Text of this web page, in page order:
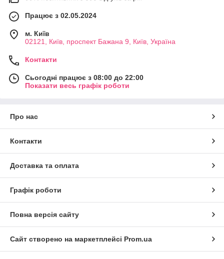
Працює з 02.05.2024
м. Київ
02121, Київ, проспект Бажана 9, Київ, Україна
Контакти
Сьогодні працює з 08:00 до 22:00
Показати весь графік роботи
Про нас
Контакти
Доставка та оплата
Графік роботи
Повна версія сайту
Сайт створено на маркетплейсі Prom.ua